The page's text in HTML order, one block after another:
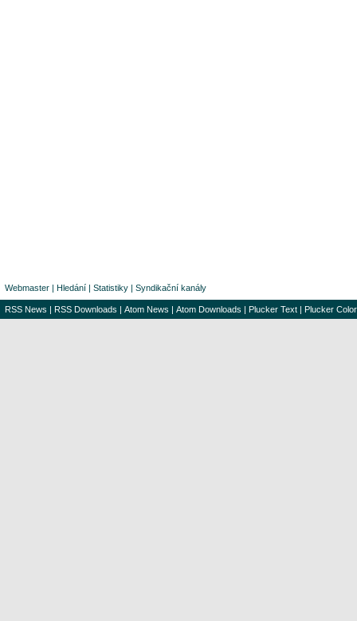
Webmaster | Hledání | Statistiky | Syndikační kanály
RSS News | RSS Downloads | Atom News | Atom Downloads | Plucker Text | Plucker Color